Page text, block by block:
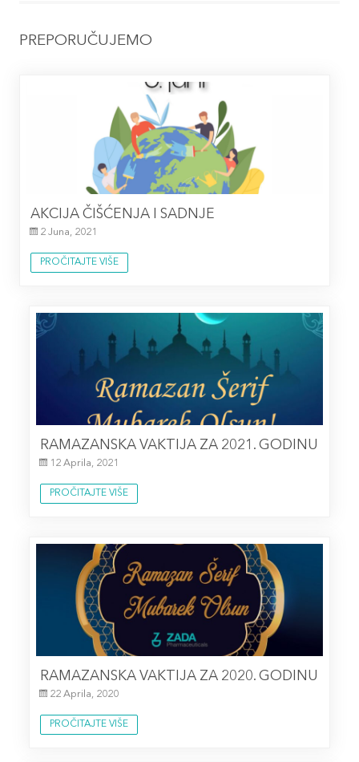
PREPORUČUJEMO
AKCIJA ČIŠĆENJA I SADNJE
2 Juna, 2021
PROČITAJTE VIŠE
RAMAZANSKA VAKTIJA ZA 2021. GODINU
12 Aprila, 2021
PROČITAJTE VIŠE
RAMAZANSKA VAKTIJA ZA 2020. GODINU
22 Aprila, 2020
PROČITAJTE VIŠE